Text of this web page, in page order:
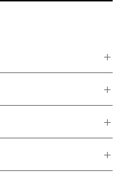
ステッカーがブライン
PCをカスタマイズした
は出来ません。ご注意く